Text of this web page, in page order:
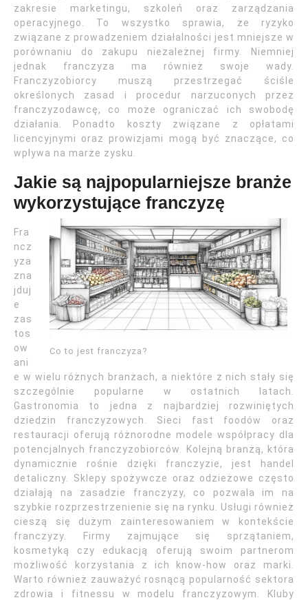
zakresie marketingu, szkoleń oraz zarządzania
operacyjnego. To wszystko sprawia, że ryzyko
związane z prowadzeniem działalności jest mniejsze w
porównaniu do zakupu niezależnej firmy. Niemniej
jednak franczyza ma również swoje wady.
Franczyzobiorcy muszą przestrzegać ściśle
określonych zasad i procedur narzuconych przez
franczyzodawcę, co może ograniczać ich swobodę
działania. Ponadto koszty związane z opłatami
licencyjnymi oraz prowizjami mogą być znaczące, co
wpływa na marże zysku.
Jakie są najpopularniejsze branże
wykorzystujące franczyzę
Co to jest franczyza?
Fra
ncz
yza
zna
jduj
e
zas
tos
ow
ani
e w wielu różnych branżach, a niektóre z nich stały się
szczególnie popularne w ostatnich latach.
Gastronomia to jedna z najbardziej rozwiniętych
dziedzin franczyzowych. Sieci fast foodów oraz
restauracji oferują różnorodne modele współpracy dla
potencjalnych franczyzobiorców. Kolejną branżą, która
dynamicznie rośnie dzięki franczyzie, jest handel
detaliczny. Sklepy spożywcze oraz odzieżowe często
działają na zasadzie franczyzy, co pozwala im na
szybkie rozprzestrzenienie się na rynku. Usługi również
cieszą się dużym zainteresowaniem w kontekście
franczyzy. Firmy zajmujące się sprzątaniem,
kosmetyką czy edukacją oferują swoim partnerom
możliwość korzystania z ich know-how oraz marki.
Warto również zauważyć rosnącą popularność sektora
zdrowia i fitnessu w modelu franczyzowym. Kluby